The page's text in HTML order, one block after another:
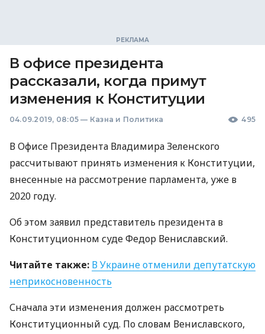
В офисе президента
рассказали, когда примут
изменения к Конституции
04.09.2019, 08:05 — Казна и Политика 495
В Офисе Президента Владимира Зеленского
рассчитывают принять изменения к Конституции,
внесенные на рассмотрение парламента, уже в
2020 году.
Об этом заявил представитель президента в
Конституционном суде Федор Вениславский.
Читайте также: В Украине отменили депутатскую
неприкосновенность
Сначала эти изменения должен рассмотреть
Конституционный суд. По словам Вениславского,